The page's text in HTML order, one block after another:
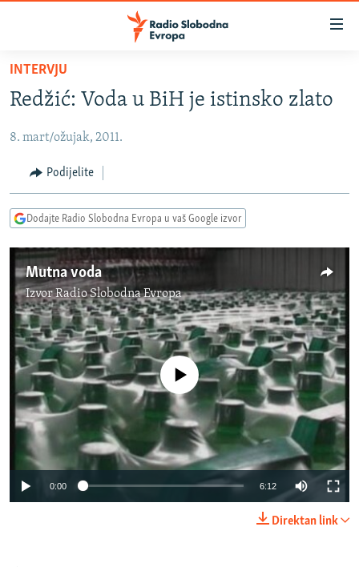
Pređite
glavni
Pređite
Pređite
na
pretragu
VIJESTI
SRBIJA
KOSOVO
VIZUELNO
VIDEO
FOTOGALERIJE
INFOGRAFIKE
PODCASTI
RAT U UKRAJINI
KINA NA BALKANU
RSE PRIČE IZ SVIJETA
ISPRIČAJ MI
DNEVNO@RSE
SPECIJALI RSE
VIŠE OD NASLOVA
GENOCID U SREBRENICI
PRATITE NAS
INTERVJU
Redžić: Voda u BiH je istinsko zlato
8. mart/ožujak, 2011.
Podijelite
Dodajte Radio Slobodna Evropa u vaš Google izvor
Mutna voda
IzvorRadio Slobodna Evropa
No media source currently available
0:00 6:12
Direktan link